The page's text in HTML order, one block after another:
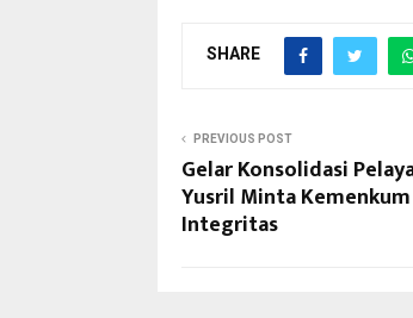
SHARE
PREVIOUS POST
Gelar Konsolidasi
Yusril Minta
Integritas